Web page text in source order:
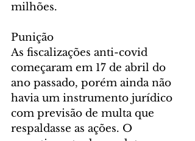
milhões.
Punição
As fiscalizações anti-covid
começaram em 17 de abril do
ano passado, porém ainda não
havia um instrumento jurídico
com previsão de multa que
respaldasse as ações. O